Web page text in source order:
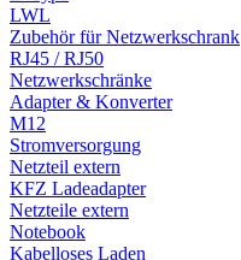
LWL
Zubehör für Netzwerkschrank
RJ45 / RJ50
Netzwerkschränke
Adapter & Konverter
M12
Stromversorgung
Netzteil extern
KFZ Ladeadapter
Netzteile extern
Notebook
Kabelloses Laden